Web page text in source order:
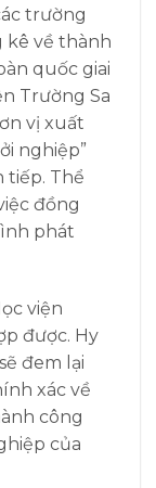
trường
kê về thành
quốc giai
Trường Sa
vị xuất
nghiệp”
tiếp. Thể
đồng
phát
viện
được. Hy
đem lại
xác về
công
của